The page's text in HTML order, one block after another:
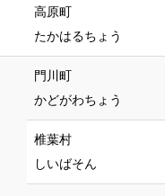
高原町
たかはるちょう
門川町
かどがわちょう
椎葉村
しいばそん